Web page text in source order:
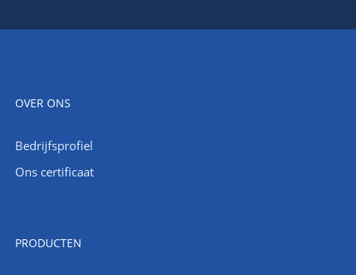
OVER ONS
Bedrijfsprofiel
Ons certificaat
PRODUCTEN